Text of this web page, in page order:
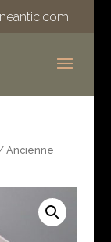
Ancienne